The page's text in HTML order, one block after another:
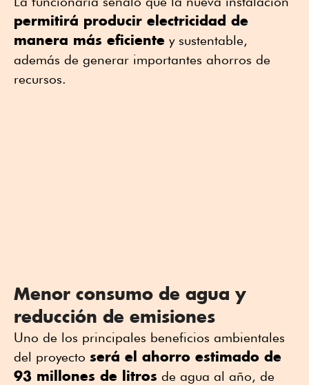
permitirá producir electricidad de
manera más eficiente y sustentable,
además de generar importantes ahorros de
recursos.
Menor consumo de agua y
reducción de emisiones
Uno de los principales beneficios ambientales
del proyecto será el ahorro estimado de
93 millones de litros de agua al año, de